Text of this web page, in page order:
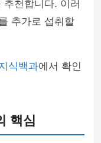
천합니다. 이러
추가로 섭취할
식백과에서 확인
핵심